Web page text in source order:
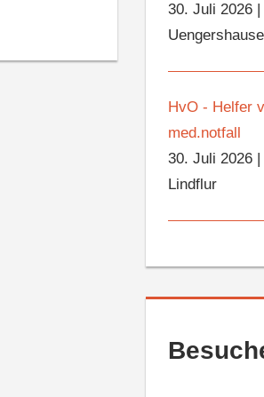
30. Juli 2026
HvO - Helfer
med.notfall
30. Juli 2026
Lindflur